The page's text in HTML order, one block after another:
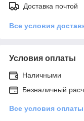
Доставка почтой
Все условия
Условия оплаты
Наличными
Безналичный
Все условия оплаты